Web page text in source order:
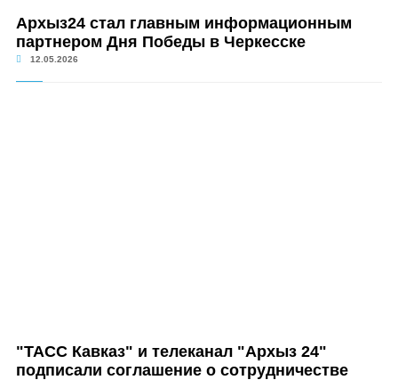
Архыз24 стал главным информационным
партнером Дня Победы в Черкесске
12.05.2026
"ТАСС Кавказ" и телеканал "Архыз 24"
подписали соглашение о сотрудничестве